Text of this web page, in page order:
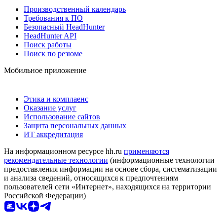
Производственный календарь
Требования к ПО
Безопасный HeadHunter
HeadHunter API
Поиск работы
Поиск по резюме
Мобильное приложение
Этика и комплаенс
Оказание услуг
Использование сайтов
Защита персональных данных
ИТ аккредитация
На информационном ресурсе hh.ru применяются
рекомендательные технологии (информационные технологии
предоставления информации на основе сбора, систематизации
и анализа сведений, относящихся к предпочтениям
пользователей сети «Интернет», находящихся на территории
Российской Федерации)